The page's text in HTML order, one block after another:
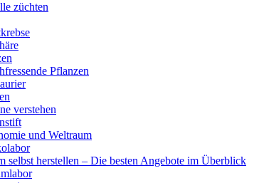
züchten
Pflanzen
verstehen
und Weltraum
selbst herstellen – Die besten Angebote im Überblick